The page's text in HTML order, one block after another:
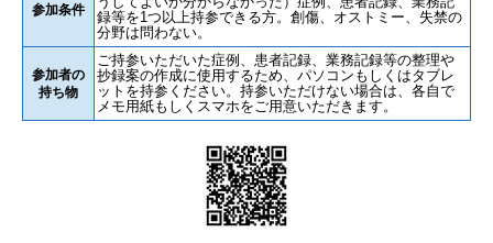
参加条件
録等を1つ以上持参できる方。創傷、オストミー、失禁の
分野は問わない。
参加者の
持ち物
ご持参いただいた症例、患者記録、業務記録等の整理や
抄録案の作成に使用するため、パソコンもしくはタブレ
ットを持参ください。持参いただけない場合は、各自で
メモ用紙もしくスマホをご用意いただきます。